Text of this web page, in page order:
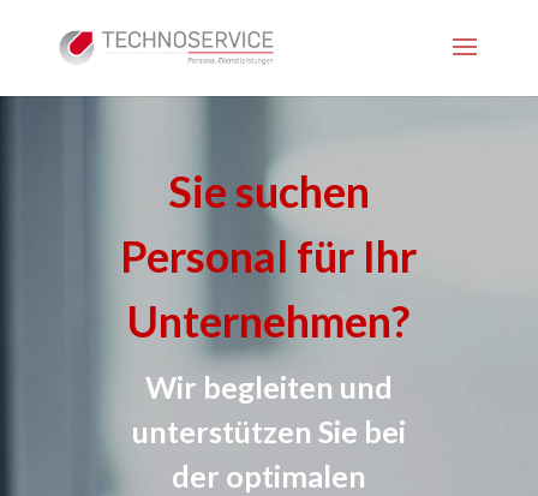
Sie suchen
Personal für Ihr
Unternehmen?
Wir begleiten und
unterstützen Sie bei
der optimalen